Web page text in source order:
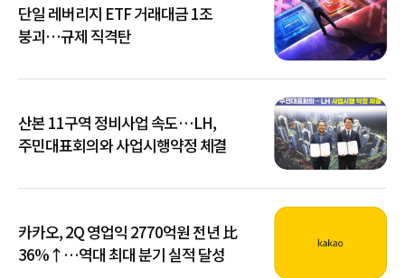
단일 레버리지 ETF 거래대금 1조
붕괴…규제 직격탄
산본 11구역 정비사업 속도…LH,
주민대표회의와 사업시행약정 체결
카카오, 2Q 영업익 2770억원 전년 比
36%↑…역대 최대 분기 실적 달성